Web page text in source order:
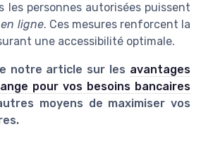
les personnes autorisées puissent
ligne. Ces mesures renforcent la
une accessibilité optimale.
notre article sur les avantages
pour vos besoins bancaires
moyens de maximiser vos